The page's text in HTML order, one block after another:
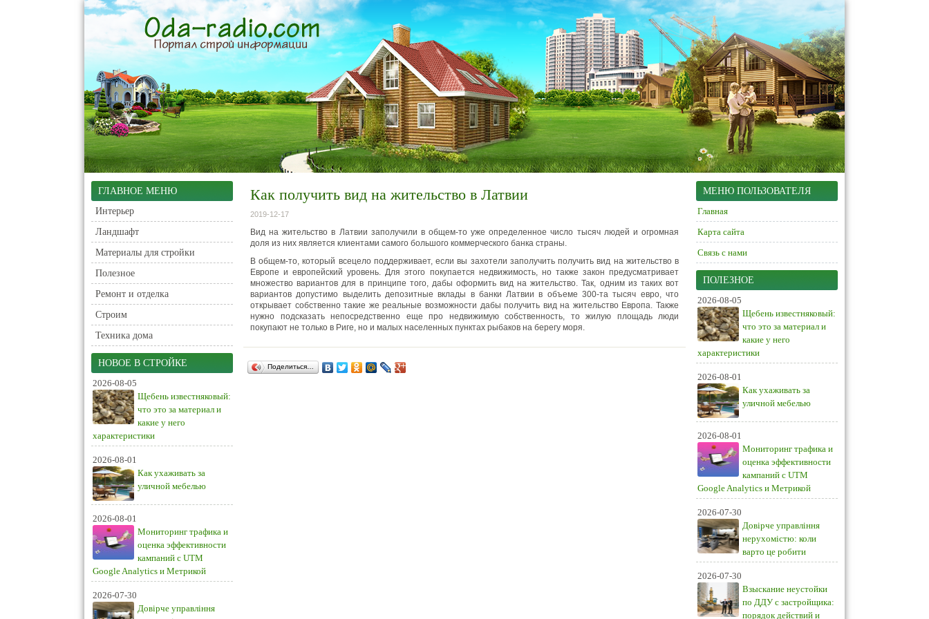
ГЛАВНОЕ МЕНЮ
Интерьер
Ландшафт
Материалы для стройки
Полезное
Ремонт и отделка
Строим
Техника дома
НОВОЕ В СТРОЙКЕ
2026-08-05
Щебень известняковый:
что это за материал и
какие у него
характеристики
2026-08-01
Как ухаживать за
уличной мебелью
2026-08-01
Мониторинг трафика и
оценка эффективности
кампаний с UTM
Google Analytics и Метрикой
2026-07-30
Довірче управління
Как получить вид на жительство в Латвии
2019-12-17
Вид на жительство в Латвии заполучили в общем-то уже определенное число тысяч людей и огромная
доля из них является клиентами самого большого коммерческого банка страны.
В общем-то, который всецело поддерживает, если вы захотели заполучить получить вид на жительство в
Европе и европейский уровень. Для этого покупается недвижимость, но также закон предусматривает
множество вариантов для в принципе того, дабы оформить вид на жительство. Так, одним из таких вот
вариантов допустимо выделить депозитные вклады в банки Латвии в объеме 300-та тысяч евро, что
открывает собственно такие же реальные возможности дабы получить вид на жительство Европа. Также
нужно подсказать непосредственно еще про недвижимую собственность, то жилую площадь люди
покупают не только в Риге, но и малых населенных пунктах рыбаков на берегу моря.
Поделиться…
МЕНЮ ПОЛЬЗОВАТЕЛЯ
Главная
Карта сайта
Связь с нами
ПОЛЕЗНОЕ
2026-08-05
Щебень известняковый:
что это за материал и
какие у него
характеристики
2026-08-01
Как ухаживать за
уличной мебелью
2026-08-01
Мониторинг трафика и
оценка эффективности
кампаний с UTM
Google Analytics и Метрикой
2026-07-30
Довірче управління
нерухомістю: коли
варто це робити
2026-07-30
Взыскание неустойки
по ДДУ с застройщика:
порядок действий и